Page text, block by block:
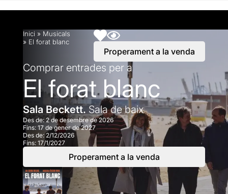
Inici » Musicals
» El forat blanc
Properament a la venda
Comprar entrades per a
El forat blanc
Sala Beckett. Sala de baix
Des de: 2 de desembre de 2026
Fins: 17 de gener de 2027
Des de: 2/12/2026
Fins: 17/1/2027
Properament a la venda